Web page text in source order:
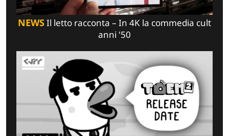
NEWSIl letto racconta – In 4K la commedia cult
anni '50